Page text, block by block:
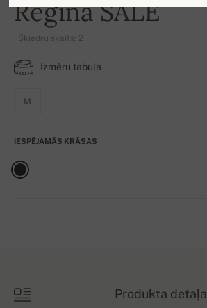
Regina SALE
| Šķiedru skaits: 2
Izmēru tabula
M
IESPĒJAMĀS KRĀSAS
Produkta detaļa